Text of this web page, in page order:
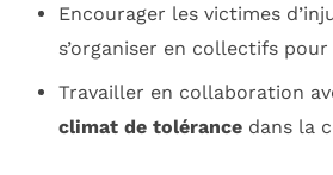
Encourager les victimes
s’organiser en collectifs
Travailler en collaboration
climat de tolérancedans la